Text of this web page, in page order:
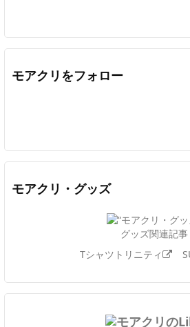
モアクリをフォロー
モアクリ・グッズ
グッズ関連記事
Tシャツトリニティ